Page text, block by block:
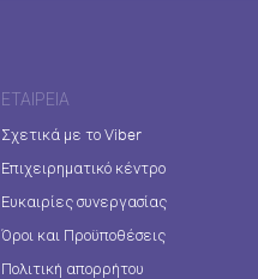
ΕΤΑΙΡΕΊΑ
Σχετικά με το Viber
Επιχειρηματικό κέντρο
Ευκαιρίες συνεργασίας
Όροι και Προϋποθέσεις
Πολιτική απορρήτου